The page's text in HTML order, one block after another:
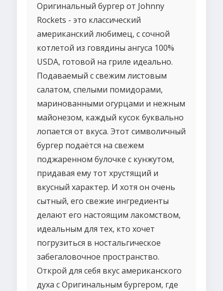
Оригинальный бургер от Johnny
Rockets - это классический
американский любимец, с сочной
котлетой из говядины ангуса 100%
USDA, готовой на гриле идеально.
Подаваемый с свежим листовым
салатом, спелыми помидорами,
маринованными огурцами и нежным
майонезом, каждый кусок буквально
лопается от вкуса. Этот символичный
бургер подаётся на свежем
поджаренном булочке с кунжутом,
придавая ему тот хрустящий и
вкусный характер. И хотя он очень
сытный, его свежие ингредиенты
делают его настоящим лакомством,
идеальным для тех, кто хочет
погрузиться в ностальгическое
забегаловочное пространство.
Открой для себя вкус американского
духа с Оригинальным бургером, где